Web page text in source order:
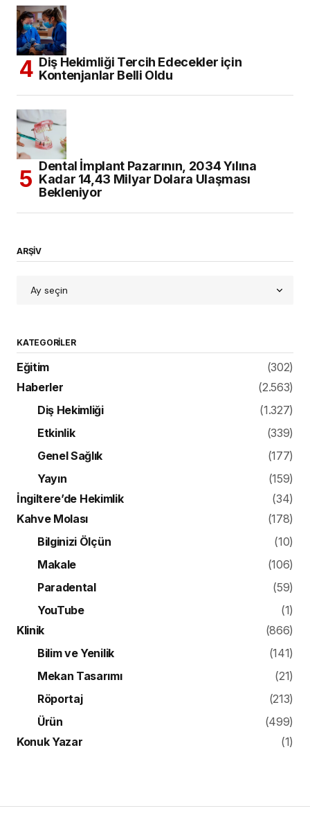
Diş Hekimliği Tercih Edecekler için
Kontenjanlar Belli Oldu
Dental İmplant Pazarının, 2034 Yılına
Kadar 14,43 Milyar Dolara Ulaşması
Bekleniyor
ARŞİV
KATEGORILER
Eğitim
(302)
Haberler
(2.563)
Diş Hekimliği
(1.327)
Etkinlik
(339)
Genel Sağlık
(177)
Yayın
(159)
İngiltere’de Hekimlik
(34)
Kahve Molası
(178)
Bilginizi Ölçün
(10)
Makale
(106)
Paradental
(59)
YouTube
(1)
Klinik
(866)
Bilim ve Yenilik
(141)
Mekan Tasarımı
(21)
Röportaj
(213)
Ürün
(499)
Konuk Yazar
(1)